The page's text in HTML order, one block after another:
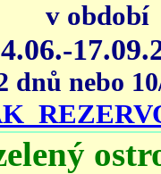
v období
dnů nebo